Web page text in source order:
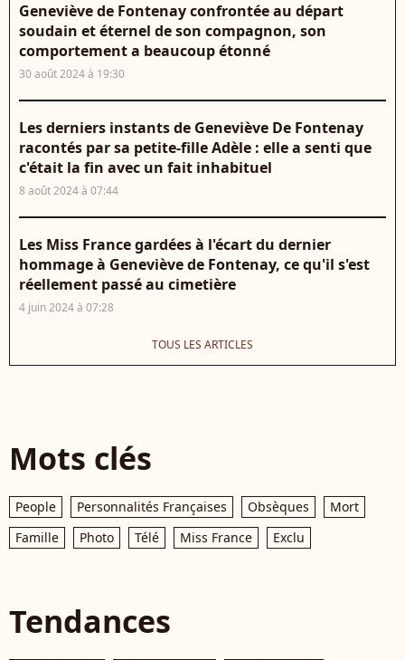
Geneviève de Fontenay confrontée au départ
soudain et éternel de son compagnon, son
comportement a beaucoup étonné
30 août 2024 à 19:30
Les derniers instants de Geneviève De Fontenay
racontés par sa petite-fille Adèle : elle a senti que
c'était la fin avec un fait inhabituel
8 août 2024 à 07:44
Les Miss France gardées à l'écart du dernier
hommage à Geneviève de Fontenay, ce qu'il s'est
réellement passé au cimetière
4 juin 2024 à 07:28
TOUS LES ARTICLES
Mots clés
People Personnalités Françaises Obsèques
Mort
Famille
Photo Télé Miss France Exclu
Tendances